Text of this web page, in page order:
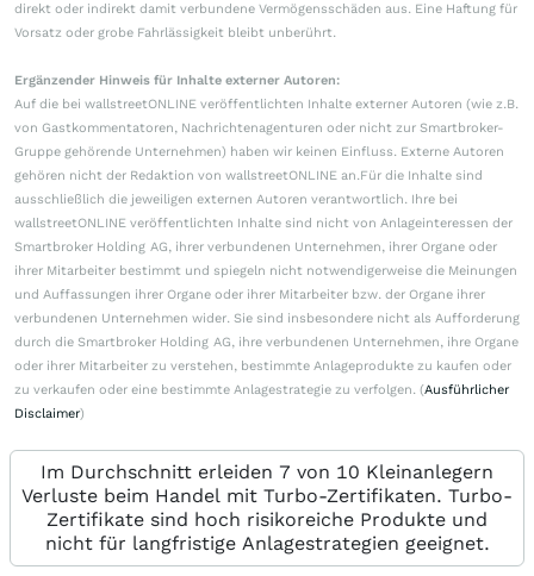
direkt oder indirekt damit verbundene Vermögensschäden aus. Eine Haftung für
Vorsatz oder grobe Fahrlässigkeit bleibt unberührt.
Ergänzender Hinweis für Inhalte externer Autoren:
Auf die bei wallstreetONLINE veröffentlichten Inhalte externer Autoren (wie z.B.
von Gastkommentatoren, Nachrichtenagenturen oder nicht zur Smartbroker-
Gruppe gehörende Unternehmen) haben wir keinen Einfluss. Externe Autoren
gehören nicht der Redaktion von wallstreetONLINE an.Für die Inhalte sind
ausschließlich die jeweiligen externen Autoren verantwortlich. Ihre bei
wallstreetONLINE veröffentlichten Inhalte sind nicht von Anlageinteressen der
Smartbroker Holding AG, ihrer verbundenen Unternehmen, ihrer Organe oder
ihrer Mitarbeiter bestimmt und spiegeln nicht notwendigerweise die Meinungen
und Auffassungen ihrer Organe oder ihrer Mitarbeiter bzw. der Organe ihrer
verbundenen Unternehmen wider. Sie sind insbesondere nicht als Aufforderung
durch die Smartbroker Holding AG, ihre verbundenen Unternehmen, ihre Organe
oder ihrer Mitarbeiter zu verstehen, bestimmte Anlageprodukte zu kaufen oder
zu verkaufen oder eine bestimmte Anlagestrategie zu verfolgen. (Ausführlicher
Disclaimer)
Im Durchschnitt erleiden 7 von 10 Kleinanlegern
Verluste beim Handel mit Turbo-Zertifikaten. Turbo-
Zertifikate sind hoch risikoreiche Produkte und
nicht für langfristige Anlagestrategien geeignet.